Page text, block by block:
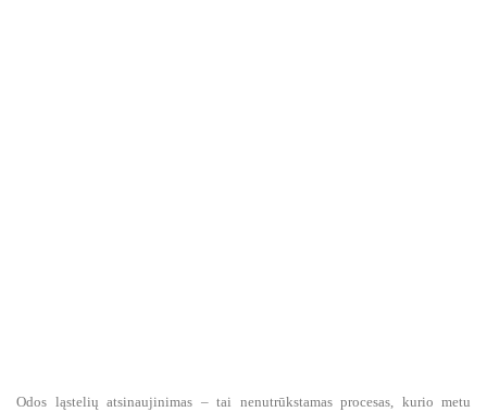
Odos ląstelių atsinaujinimas – tai nenutrūkstamas procesas, kurio metu